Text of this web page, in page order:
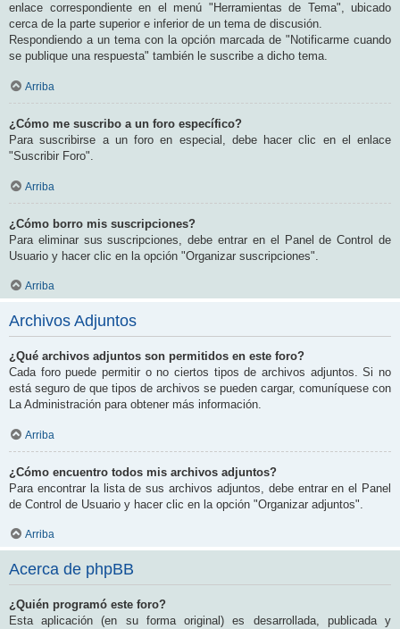
enlace correspondiente en el menú "Herramientas de Tema", ubicado
cerca de la parte superior e inferior de un tema de discusión.
Respondiendo a un tema con la opción marcada de "Notificarme cuando
se publique una respuesta" también le suscribe a dicho tema.
Arriba
¿Cómo me suscribo a un foro específico?
Para suscribirse a un foro en especial, debe hacer clic en el enlace
"Suscribir Foro".
Arriba
¿Cómo borro mis suscripciones?
Para eliminar sus suscripciones, debe entrar en el Panel de Control de
Usuario y hacer clic en la opción "Organizar suscripciones".
Arriba
Archivos Adjuntos
¿Qué archivos adjuntos son permitidos en este foro?
Cada foro puede permitir o no ciertos tipos de archivos adjuntos. Si no
está seguro de que tipos de archivos se pueden cargar, comuníquese con
La Administración para obtener más información.
Arriba
¿Cómo encuentro todos mis archivos adjuntos?
Para encontrar la lista de sus archivos adjuntos, debe entrar en el Panel
de Control de Usuario y hacer clic en la opción "Organizar adjuntos".
Arriba
Acerca de phpBB
¿Quién programó este foro?
Esta aplicación (en su forma original) es desarrollada, publicada y